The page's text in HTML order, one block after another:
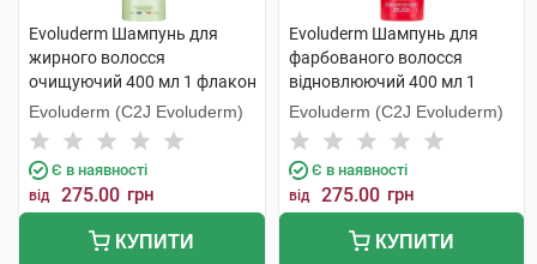
Evoluderm Шампунь для
жирного волосся
очищуючий 400 мл 1 флакон
Evoluderm (C2J Evoluderm)
Є в наявності
від 275.00 грн
КУПИТИ
Evoluderm Шампунь для
фарбованого волосся
відновлюючий 400 мл 1
флакон
Evoluderm (C2J Evoluderm)
Є в наявності
від 275.00 грн
КУПИТИ